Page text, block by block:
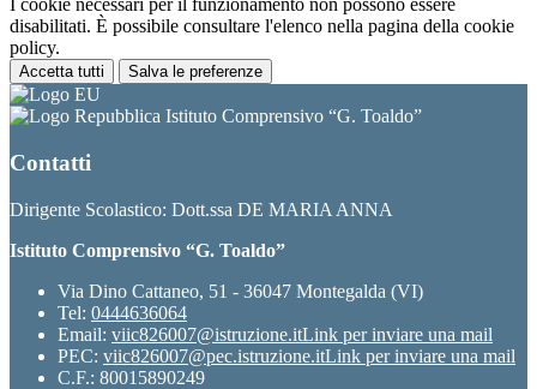
I cookie necessari per il funzionamento non possono essere
disabilitati. È possibile consultare l'elenco nella pagina della cookie
policy.
Accetta tutti Salva le preferenze
Istituto Comprensivo “G. Toaldo”
Contatti
Dirigente Scolastico: Dott.ssa DE MARIA ANNA
Istituto Comprensivo “G. Toaldo”
Via Dino Cattaneo, 51 - 36047 Montegalda (VI)
Tel: 0444636064
Email: viic826007@istruzione.itLink per inviare una mail
PEC: viic826007@pec.istruzione.itLink per inviare una mail
C.F.: 80015890249